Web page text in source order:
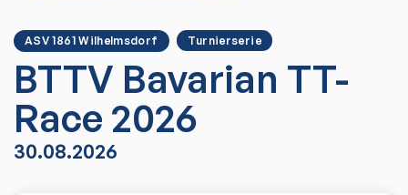
ASV 1861 Wilhelmsdorf Turnierserie
BTTV Bavarian TT-
Race 2026
30.08.2026